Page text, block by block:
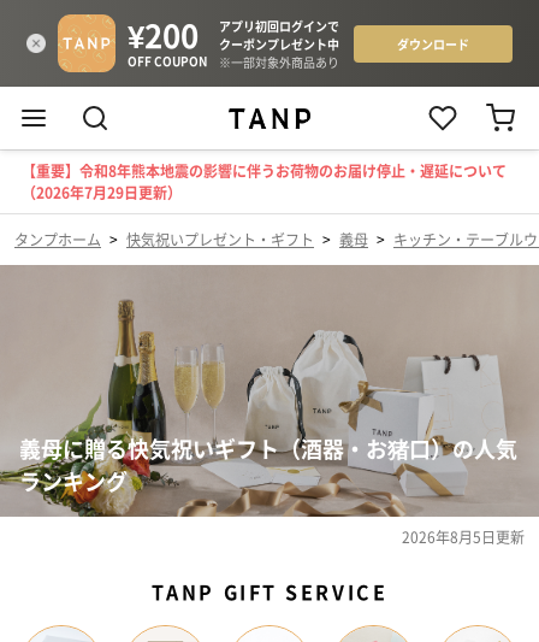
【重要】令和8年熊本地震の影響に伴うお荷物のお届け停止・遅延について
（2026年7月29日更新）
タンプホーム > 快気祝いプレゼント・ギフト > 義母 > キッチン・テーブル
義母に贈る快気祝いギフト（酒器・お猪口）の人気
ランキング
2026年8月5日更新
TANP GIFT SERVICE